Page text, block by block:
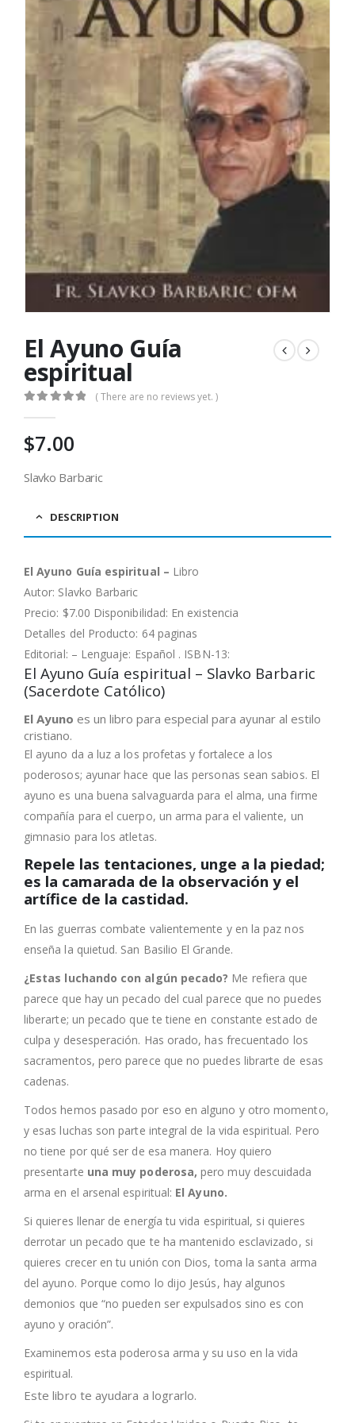
El Ayuno Guía
espiritual
( There are no reviews yet. )
$7.00
Slavko Barbaric
DESCRIPTION
El Ayuno Guía espiritual – Libro
Autor: Slavko Barbaric
Precio: $7.00 Disponibilidad: En existencia
Detalles del Producto: 64 paginas
Editorial: – Lenguaje: Español . ISBN-13:
El Ayuno Guía espiritual – Slavko Barbaric
(Sacerdote Católico)
El Ayuno es un libro para especial para ayunar al estilo
cristiano.
El ayuno da a luz a los profetas y fortalece a los
poderosos; ayunar hace que las personas sean sabios. El
ayuno es una buena salvaguarda para el alma, una firme
compañía para el cuerpo, un arma para el valiente, un
gimnasio para los atletas.
Repele las tentaciones, unge a la piedad;
es la camarada de la observación y el
artífice de la castidad.
En las guerras combate valientemente y en la paz nos
enseña la quietud. San Basilio El Grande.
¿Estas luchando con algún pecado? Me refiera que
parece que hay un pecado del cual parece que no puedes
liberarte; un pecado que te tiene en constante estado de
culpa y desesperación. Has orado, has frecuentado los
sacramentos, pero parece que no puedes librarte de esas
cadenas.
Todos hemos pasado por eso en alguno y otro momento,
y esas luchas son parte integral de la vida espiritual. Pero
no tiene por qué ser de esa manera. Hoy quiero
presentarte una muy poderosa, pero muy descuidada
arma en el arsenal espiritual: El Ayuno.
Si quieres llenar de energía tu vida espiritual, si quieres
derrotar un pecado que te ha mantenido esclavizado, si
quieres crecer en tu unión con Dios, toma la santa arma
del ayuno. Porque como lo dijo Jesús, hay algunos
demonios que “no pueden ser expulsados sino es con
ayuno y oración”.
Examinemos esta poderosa arma y su uso en la vida
espiritual.
Este libro te ayudara a lograrlo.